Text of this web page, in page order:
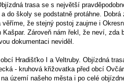
trasa se s největší
do školy se podstatně protáhne.
že stejný postoj zaujme i
Zároveň nám řekl, že neví, zda
dokumentaci neviděl.
Hradišťko I a Veltruby. Objízdná
- kruhová křižovatka před obcí
území našeho města i po celé